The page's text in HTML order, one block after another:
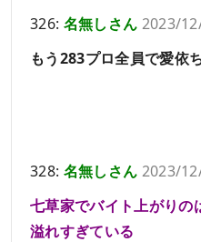
326: 名無しさん 2023/
もう283プロ全員で愛依
328: 名無しさん 2023/
七草家でバイト上がりの
溢れすぎている